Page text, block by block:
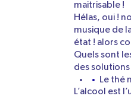
maitrisable !
Hélas, oui !
musique de
état ! alors
Quels sont
des
Le thé
L’alcool est